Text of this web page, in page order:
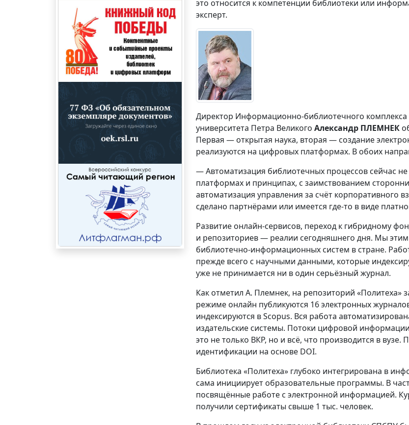
это относится к компетенции библиотеки или
эксперт.
Директор Информационно-библиотечного комплекса
университета Петра Великого Александр ПЛЕМНЕК
Первая — открытая наука, вторая — создание
реализуются на цифровых платформах. В обоих
— Автоматизация библиотечных процессов сейчас
платформах и принципах, с заимствованием
автоматизация управления за счёт корпоративного
сделано партнёрами или имеется где-то в виде
Развитие онлайн-сервисов, переход к гибридному
и репозиториев — реалии сегодняшнего дня. Мы
библиотечно-информационных систем в стране.
прежде всего с научными данными, которые
уже не принимается ни в один серьёзный журнал.
Как отметил А. Племнек, на репозиторий «Политеха»
режиме онлайн публикуются 16 электронных
индексируются в Scopus. Вся работа
издательские системы. Потоки цифровой
это не только ВКР, но и всё, что производится в
идентификации на основе DOI.
Библиотека «Политеха» глубоко интегрирована в
сама инициирует образовательные программы. В
посвящённые работе с электронной информацией.
получили сертификаты свыше 1 тыс. человек.